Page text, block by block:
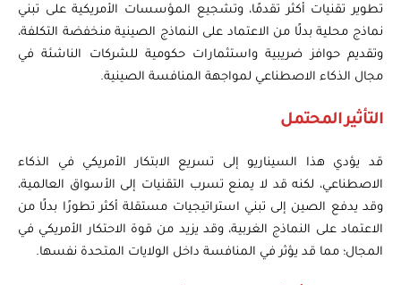
تطوير تقنيات أكثر تقدمًا، وتشجيع المؤسسات الأمريكية على تبني
نماذج محلية بدلًا من الاعتماد على النماذج الصينية منخفضة التكلفة،
وتقديم حوافز ضريبية واستثمارات حكومية للشركات الناشئة في
مجال الذكاء الاصطناعي لمواجهة المنافسة الصينية.
التأثير المحتمل
قد يؤدي هذا السيناريو إلى تسريع الابتكار الأمريكي في الذكاء
الاصطناعي، لكنه قد لا يمنع تسرب التقنيات إلى الأسواق العالمية،
وقد يدفع الصين إلى تبني استراتيجيات مستقلة أكثر تطورًا بدلًا من
الاعتماد على النماذج الغربية، وقد يزيد من قوة الاحتكار الأمريكي في
المجال؛ مما قد يؤثر في المنافسة داخل الولايات المتحدة نفسها.